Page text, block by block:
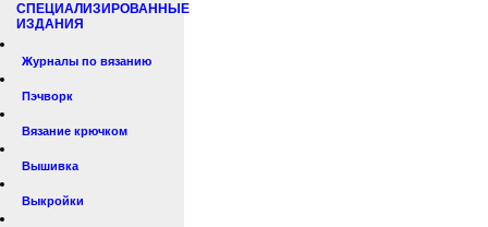
СПЕЦИАЛИЗИРОВАННЫЕ
ИЗДАНИЯ
Журналы по вязанию
Пэчворк
Вязание крючком
Вышивка
Выкройки